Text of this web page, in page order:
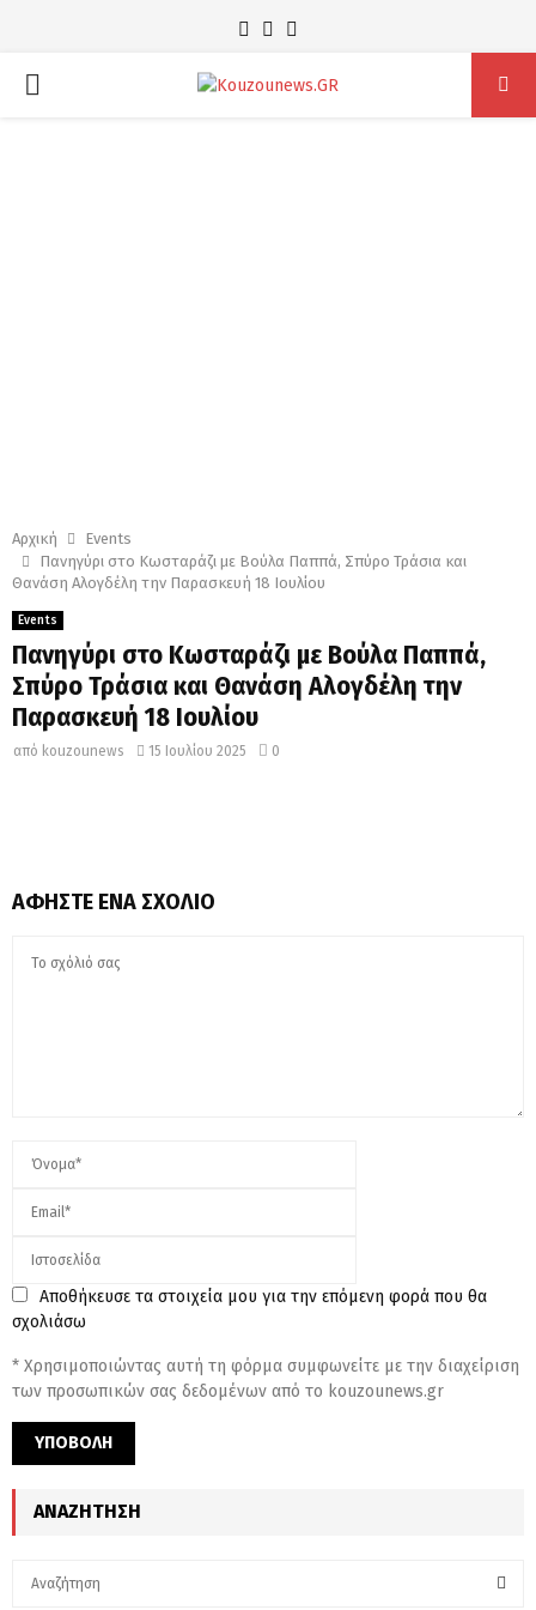
Facebook
Instagram
PRIMARY
Αρχική
Events
Πανηγύρι στο Κωσταράζι με Βούλα Παππά, Σπύρο Τράσια και
Θανάση Αλογδέλη την Παρασκευή 18 Ιουλίου
Events
Πανηγύρι στο Κωσταράζι με Βούλα Παππά,
Σπύρο Τράσια και Θανάση Αλογδέλη την
Παρασκευή 18 Ιουλίου
από kouzounews 15 Ιουλίου 2025 0
ΑΦΉΣΤΕ ΈΝΑ ΣΧΌΛΙΟ
Αποθήκευσε τα στοιχεία μου για την επόμενη φορά που θα
σχολιάσω
* Χρησιμοποιώντας αυτή τη φόρμα συμφωνείτε με την διαχείριση
των προσωπικών σας δεδομένων από το kouzounews.gr
ΑΝΑΖΉΤΗΣΗ